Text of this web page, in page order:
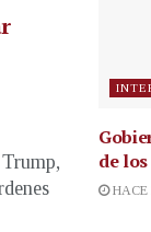
de
HACE